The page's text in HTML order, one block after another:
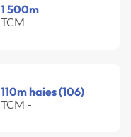
1 500m
TCM -
110m haies (106)
TCM -